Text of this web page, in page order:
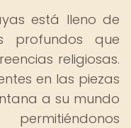
está lleno de
profundos que
religiosas.
en las piezas
a su mundo